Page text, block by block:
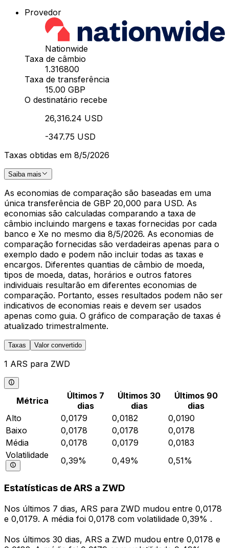
Provedor
Nationwide
Taxa de câmbio
1.316800
Taxa de transferência
15.00 GBP
O destinatário recebe
26,316.24 USD
-347.75 USD
Taxas obtidas em 8/5/2026
Saiba mais
As economias de comparação são baseadas em uma
única transferência de GBP 20,000 para USD. As
economias são calculadas comparando a taxa de
câmbio incluindo margens e taxas fornecidas por cada
banco e Xe no mesmo dia 8/5/2026. As economias de
comparação fornecidas são verdadeiras apenas para o
exemplo dado e podem não incluir todas as taxas e
encargos. Diferentes quantias de câmbio de moeda,
tipos de moeda, datas, horários e outros fatores
individuais resultarão em diferentes economias de
comparação. Portanto, esses resultados podem não ser
indicativos de economias reais e devem ser usados
apenas como guia. O gráfico de comparação de taxas é
atualizado trimestralmente.
Taxas Valor convertido
1 ARS para ZWD
Métrica
Últimos 7
dias
Últimos 30
dias
Últimos 90
dias
Alto
0,0179 0,0182
0,0190
Baixo
0,0178 0,0178
0,0178
Média
0,0178 0,0179
0,0183
Volatilidade
0,39% 0,49% 0,51%
Estatísticas de ARS a ZWD
Nos últimos 7 dias, ARS para ZWD mudou entre 0,0178
e 0,0179. A média foi 0,0178 com volatilidade 0,39% .
Nos últimos 30 dias, ARS a ZWD mudou entre 0,0178 e